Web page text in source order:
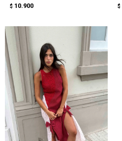
$ 10.900 $